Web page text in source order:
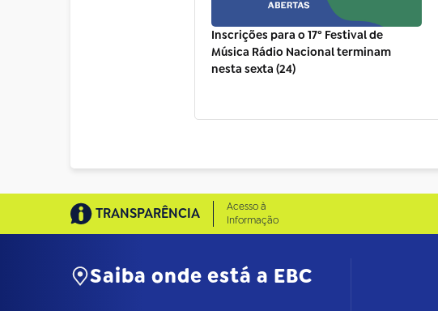
Inscrições para o 17º Festival de
Música Rádio Nacional terminam
nesta sexta (24)
TRANSPARÊNCIA
Acesso à
Informação
Saiba onde está a EBC